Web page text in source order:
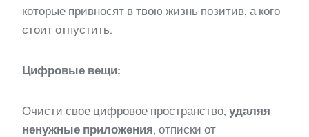
которые привносят в твою жизнь позитив, а кого
стоит отпустить.
Цифровые вещи:
Очисти свое цифровое пространство, удаляя
ненужные приложения, отписки от